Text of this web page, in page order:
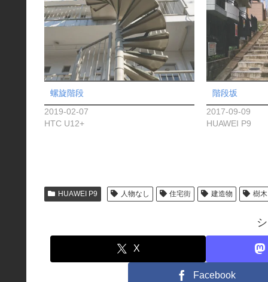
螺旋階段
2019-02-07
HTC U12+
階段坂
2017-09-09
HUAWEI P9
HUAWEI P9 人物なし 住宅街 建造物 樹木
X
Facebook